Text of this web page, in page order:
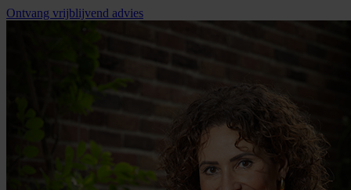
Ontvang vrijblijvend advies